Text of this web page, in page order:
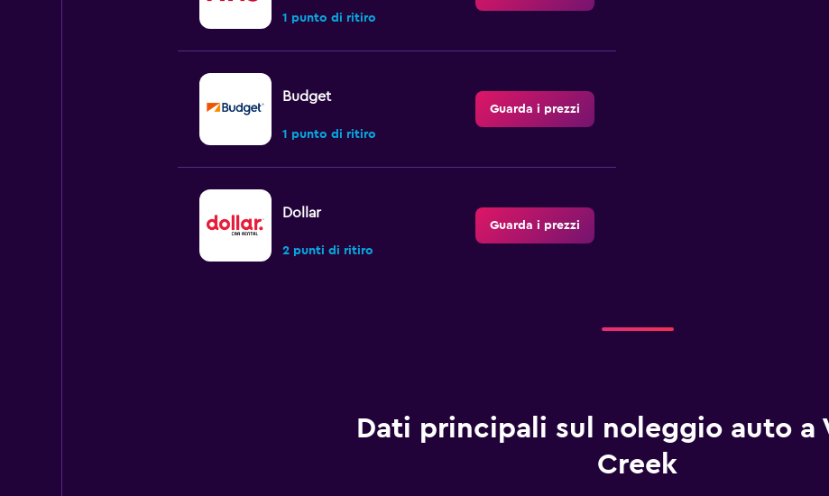
1 punto di ritiro
Budget
1 punto di ritiro
Guarda i prezzi
Dollar
2 punti di ritiro
Guarda i prezzi
Dati principali sul noleggio auto a
Creek